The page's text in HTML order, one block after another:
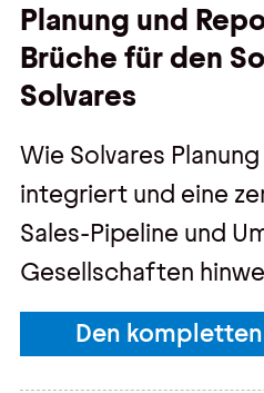
Planung und
Brüche für den
Solvares
Wie Solvares
integriert und eine
Sales-Pipeline und
Gesellschaften
Den